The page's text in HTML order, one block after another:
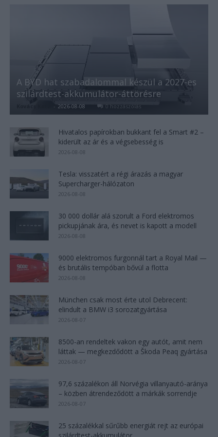
A BYD hat szabadalommal készül a 2027-es
szilárdtest-akkumulátor-áttörésre
- 2026-08-08 0 hozzászólás
Hivatalos papírokban bukkant fel a Smart #2 –
kiderült az ár és a végsebesség is
2026-08-08
Tesla: visszatért a régi árazás a magyar
Supercharger-hálózaton
2026-08-08
30 000 dollár alá szorult a Ford elektromos
pickupjának ára, és nevet is kapott a modell
2026-08-08
9000 elektromos furgonnál tart a Royal Mail —
és brutális tempóban bővül a flotta
2026-08-08
München csak most érte utol Debrecent:
elindult a BMW i3 sorozatgyártása
2026-08-07
8500-an rendeltek vakon egy autót, amit nem
láttak — megkezdődött a Škoda Peaq gyártása
2026-08-07
97,6 százalékon áll Norvégia villanyautó-aránya
– közben átrendeződött a márkák sorrendje
2026-08-07
25 százalékkal sűrűbb energiát rejt az európai
szilárdtest-akkumulátor